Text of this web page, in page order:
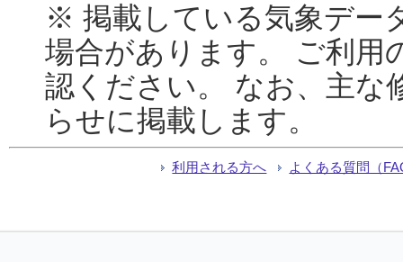
※ 掲載している気象デー
場合があります。 ご利用
認ください。 なお、主な
らせに掲載します。
利用される方へ よくある質問（